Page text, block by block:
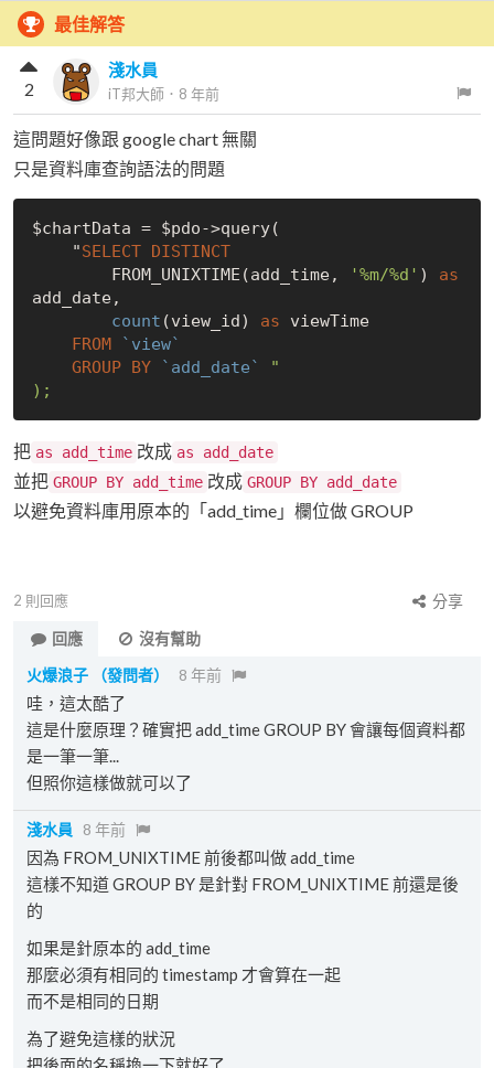
最佳解答
淺水員
iT邦大師 ． 8 年前
2
這問題好像跟 google chart 無關
只是資料庫查詢語法的問題
$chartData = $pdo->query(
    "
SELECT DISTINCT
        FROM_UNIXTIME(add_time,
'%m/%d' ) as
add_date,
count (view_id) as viewTime
FROM
`view`
GROUP BY `add_date`
"
把 as add_time 改成 as add_date
並把 GROUP BY add_time 改成 GROUP BY add_date
以避免資料庫用原本的「add_time」欄位做 GROUP
2 則回應
分享
回應
沒有幫助
火爆浪子
（發問者） 8 年前
哇，這太酷了
這是什麼原理？確實把 add_time GROUP BY 會讓每個資料都
是一筆一筆...
但照你這樣做就可以了
淺水員 8 年前
因為 FROM_UNIXTIME 前後都叫做 add_time
這樣不知道 GROUP BY 是針對 FROM_UNIXTIME 前還是後
的
如果是針原本的 add_time
那麼必須有相同的 timestamp 才會算在一起
而不是相同的日期
為了避免這樣的狀況